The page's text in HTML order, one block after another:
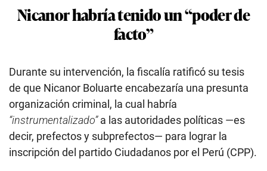
Nicanor habría tenido un “poder de
facto”
Durante su intervención, la fiscalía ratificó su tesis
de que Nicanor Boluarte encabezaría una presunta
organización criminal, la cual habría
“instrumentalizado”a las autoridades políticas —es
decir, prefectos y subprefectos— para lograr la
inscripción del partido Ciudadanos por el Perú (CPP).